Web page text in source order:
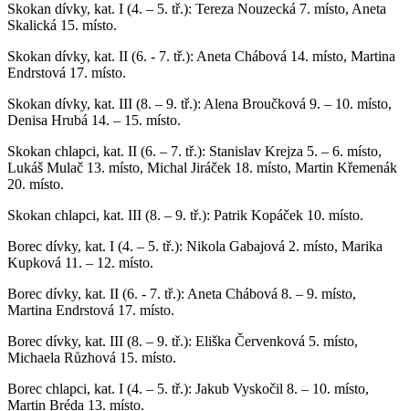
Skokan dívky, kat. I (4. – 5. tř.): Tereza Nouzecká 7. místo, Aneta
Skalická 15. místo.
Skokan dívky, kat. II (6. - 7. tř.): Aneta Chábová 14. místo, Martina
Endrstová 17. místo.
Skokan dívky, kat. III (8. – 9. tř.): Alena Broučková 9. – 10. místo,
Denisa Hrubá 14. – 15. místo.
Skokan chlapci, kat. II (6. – 7. tř.): Stanislav Krejza 5. – 6. místo,
Lukáš Mulač 13. místo, Michal Jiráček 18. místo, Martin Křemenák
20. místo.
Skokan chlapci, kat. III (8. – 9. tř.): Patrik Kopáček 10. místo.
Borec dívky, kat. I (4. – 5. tř.): Nikola Gabajová 2. místo, Marika
Kupková 11. – 12. místo.
Borec dívky, kat. II (6. - 7. tř.): Aneta Chábová 8. – 9. místo,
Martina Endrstová 17. místo.
Borec dívky, kat. III (8. – 9. tř.): Eliška Červenková 5. místo,
Michaela Růzhová 15. místo.
Borec chlapci, kat. I (4. – 5. tř.): Jakub Vyskočil 8. – 10. místo,
Martin Bréda 13. místo.